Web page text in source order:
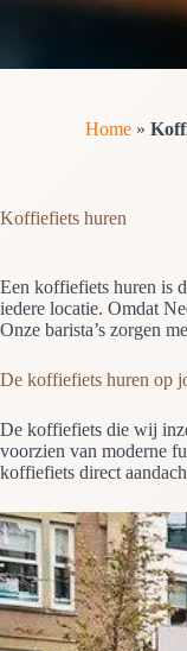
Home»
Koffiefiets huren
Een koffiefiets huren is
iedere locatie. Omdat
Onze barista’s zorgen
De koffiefiets huren op
De koffiefiets die wij
voorzien van moderne
koffiefiets direct